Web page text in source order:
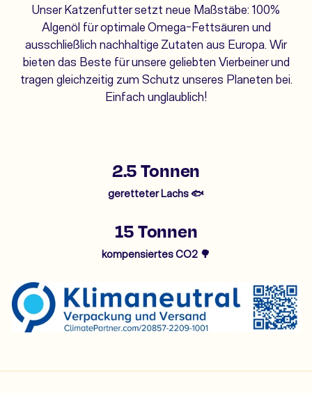
Unser Katzenfutter setzt neue Maßstäbe: 100%
Algenöl für optimale Omega-Fettsäuren und
ausschließlich nachhaltige Zutaten aus Europa. Wir
bieten das Beste für unsere geliebten Vierbeiner und
tragen gleichzeitig zum Schutz unseres Planeten bei.
Einfach unglaublich!
2.5 Tonnen
geretteter Lachs 🐟
15 Tonnen
kompensiertes CO2 🌳